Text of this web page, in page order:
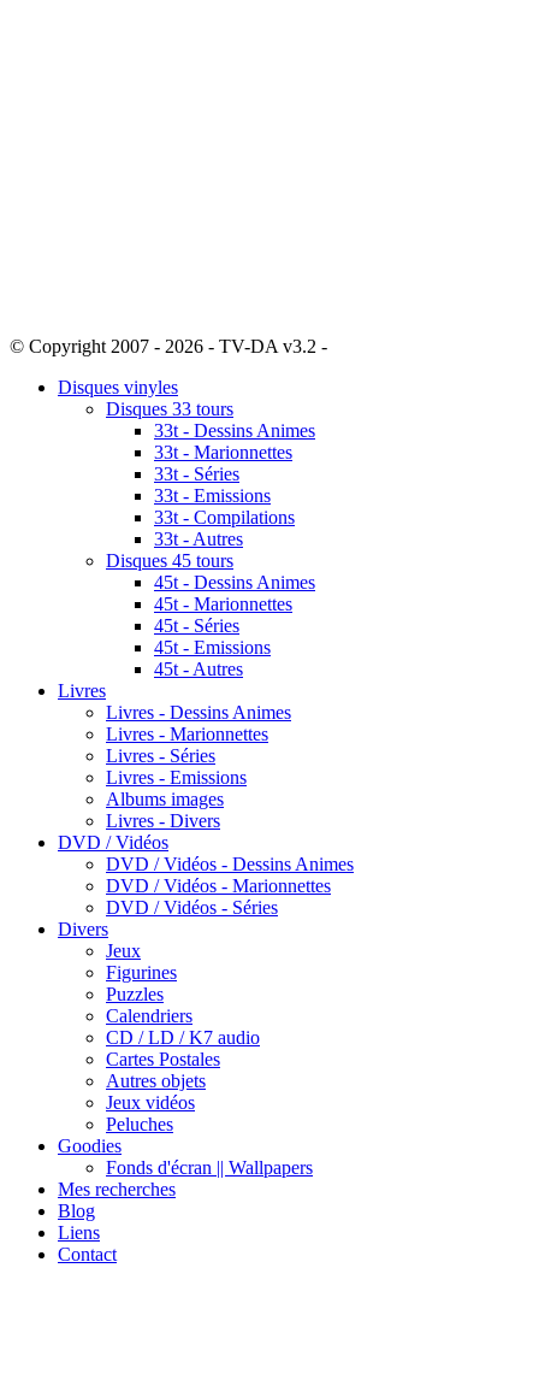
© Copyright 2007 - 2026 - TV-DA v3.2 -
Disques vinyles
Disques 33 tours
33t - Dessins Animes
33t - Marionnettes
33t - Séries
33t - Emissions
33t - Compilations
33t - Autres
Disques 45 tours
45t - Dessins Animes
45t - Marionnettes
45t - Séries
45t - Emissions
45t - Autres
Livres
Livres - Dessins Animes
Livres - Marionnettes
Livres - Séries
Livres - Emissions
Albums images
Livres - Divers
DVD / Vidéos
DVD / Vidéos - Dessins Animes
DVD / Vidéos - Marionnettes
DVD / Vidéos - Séries
Divers
Jeux
Figurines
Puzzles
Calendriers
CD / LD / K7 audio
Cartes Postales
Autres objets
Jeux vidéos
Peluches
Goodies
Fonds d'écran || Wallpapers
Mes recherches
Blog
Liens
Contact